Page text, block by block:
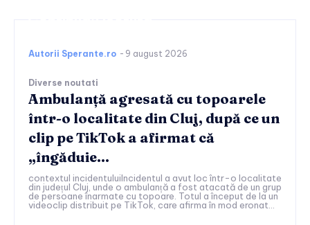
Autorii Sperante.ro - 9 august 2026
Diverse noutati
Ambulanță agresată cu topoarele
într-o localitate din Cluj, după ce un
clip pe TikTok a afirmat că
„îngăduie…
contextul incidentuluiIncidentul a avut loc într-o localitate
din județul Cluj, unde o ambulanță a fost atacată de un grup
de persoane înarmate cu topoare. Totul a început de la un
videoclip distribuit pe TikTok, care afirma în mod eronat...